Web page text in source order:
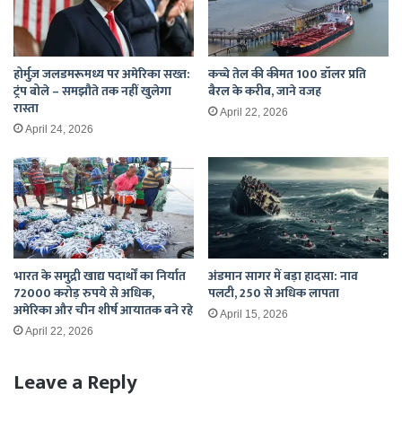
होर्मुज़ जलडमरूमध्य पर अमेरिका सख्त:
ट्रंप बोले – समझौते तक नहीं खुलेगा
रास्ता
April 24, 2026
कच्चे तेल की कीमत 100 डॉलर प्रति
बैरल के करीब, जाने वजह
April 22, 2026
भारत के समुद्री खाद्य पदार्थों का निर्यात
72000 करोड़ रुपये से अधिक,
अमेरिका और चीन शीर्ष आयातक बने रहे
April 22, 2026
अंडमान सागर में बड़ा हादसा: नाव
पलटी, 250 से अधिक लापता
April 15, 2026
Leave a Reply